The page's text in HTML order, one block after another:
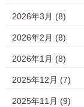
2026年3月 (8)
2026年2月 (8)
2026年1月 (8)
2025年12月 (7)
2025年11月 (9)